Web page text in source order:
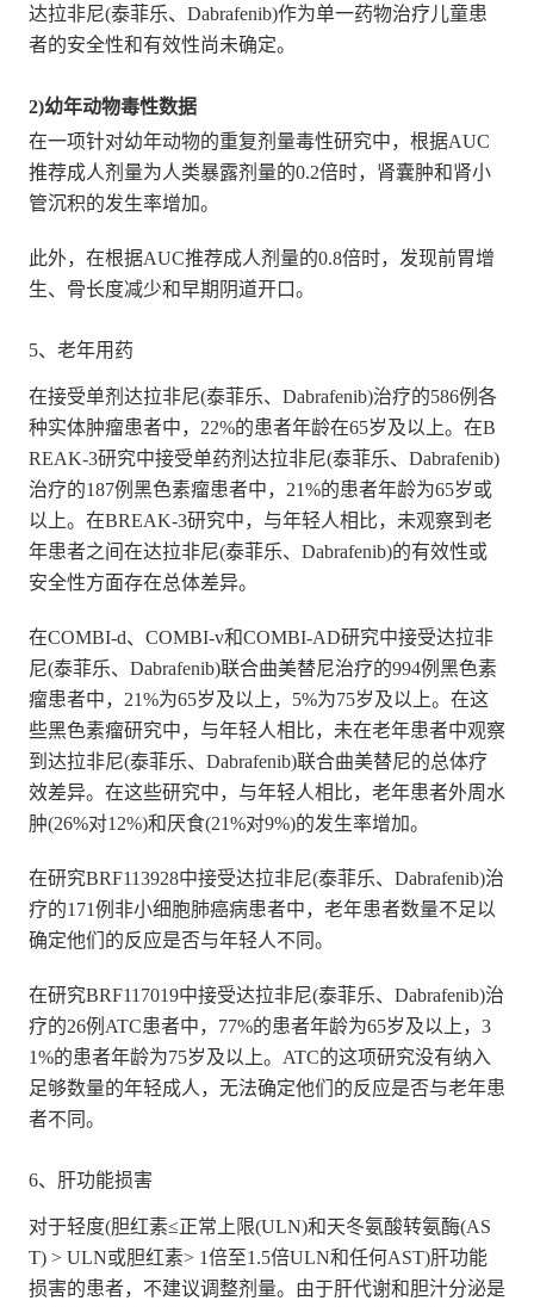
达拉非尼(泰菲乐、Dabrafenib)作为单一药物治疗儿童患
者的安全性和有效性尚未确定。
2)幼年动物毒性数据
在一项针对幼年动物的重复剂量毒性研究中，根据AUC
推荐成人剂量为人类暴露剂量的0.2倍时，肾囊肿和肾小
管沉积的发生率增加。
此外，在根据AUC推荐成人剂量的0.8倍时，发现前胃增
生、骨长度减少和早期阴道开口。
5、老年用药
在接受单剂达拉非尼(泰菲乐、Dabrafenib)治疗的586例各
种实体肿瘤患者中，22%的患者年龄在65岁及以上。在B
REAK-3研究中接受单药剂达拉非尼(泰菲乐、Dabrafenib)
治疗的187例黑色素瘤患者中，21%的患者年龄为65岁或
以上。在BREAK-3研究中，与年轻人相比，未观察到老
年患者之间在达拉非尼(泰菲乐、Dabrafenib)的有效性或
安全性方面存在总体差异。
在COMBI-d、COMBI-v和COMBI-AD研究中接受达拉非
尼(泰菲乐、Dabrafenib)联合曲美替尼治疗的994例黑色素
瘤患者中，21%为65岁及以上，5%为75岁及以上。在这
些黑色素瘤研究中，与年轻人相比，未在老年患者中观察
到达拉非尼(泰菲乐、Dabrafenib)联合曲美替尼的总体疗
效差异。在这些研究中，与年轻人相比，老年患者外周水
肿(26%对12%)和厌食(21%对9%)的发生率增加。
在研究BRF113928中接受达拉非尼(泰菲乐、Dabrafenib)治
疗的171例非小细胞肺癌病患者中，老年患者数量不足以
确定他们的反应是否与年轻人不同。
在研究BRF117019中接受达拉非尼(泰菲乐、Dabrafenib)治
疗的26例ATC患者中，77%的患者年龄为65岁及以上，3
1%的患者年龄为75岁及以上。ATC的这项研究没有纳入
足够数量的年轻成人，无法确定他们的反应是否与老年患
者不同。
6、肝功能损害
对于轻度(胆红素≤正常上限(ULN)和天冬氨酸转氨酶(AS
T) > ULN或胆红素> 1倍至1.5倍ULN和任何AST)肝功能
损害的患者，不建议调整剂量。由于肝代谢和胆汁分泌是